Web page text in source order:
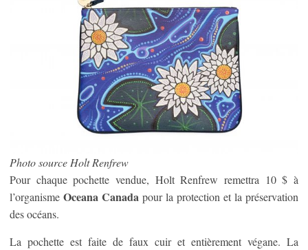
Photo source Holt Renfrew
Pour chaque pochette vendue, Holt Renfrew remettra 10 $ à
l’organisme Oceana Canada pour la protection et la préservation
des océans.
La pochette est faite de faux cuir et entièrement végane. La